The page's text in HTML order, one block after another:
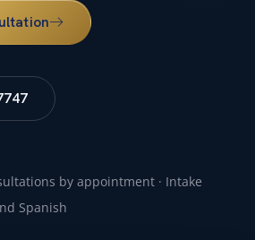
by appointment · Intake
Spanish